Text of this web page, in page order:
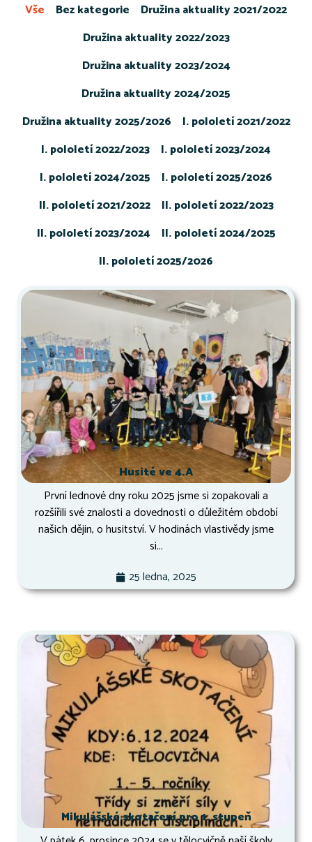
Bez kategorie
Družina aktuality 2021/2022
Družina aktuality 2022/2023
Družina aktuality 2023/2024
Družina aktuality 2024/2025
Družina aktuality 2025/2026
I. pololetí 2021/2022
I. pololetí 2022/2023
I. pololetí 2023/2024
I. pololetí 2024/2025
I. pololetí 2025/2026
II. pololetí 2021/2022
II. pololetí 2022/2023
II. pololetí 2023/2024
II. pololetí 2024/2025
II. pololetí 2025/2026
Vše
Husité ve 4.A
První lednové dny roku 2025 jsme si zopakovali a
rozšířili své znalosti a dovednosti o důležitém období
našich dějin, o husitství. V hodinách vlastivědy jsme
si...
25 ledna, 2025
Mikulášské skotačení pro 1. stupeň